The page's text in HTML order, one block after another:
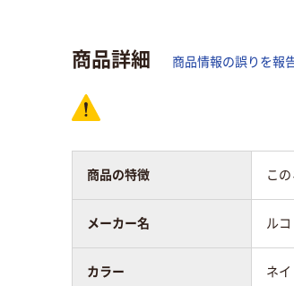
商品詳細 商品情報の誤りを報
商品の特徴 こ
メーカー名 ル
カラー ネ